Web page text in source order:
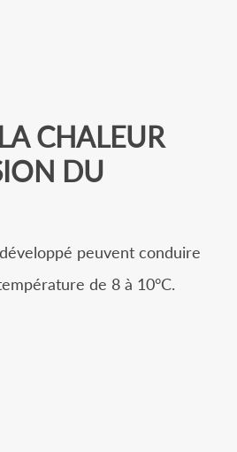
CHALEUR
DU
peuvent conduire
de 8 à 10°C.